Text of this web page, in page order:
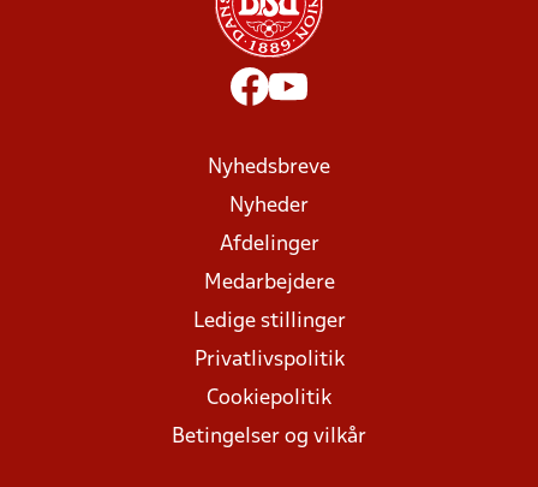
Nyhedsbreve
Nyheder
Afdelinger
Medarbejdere
Ledige stillinger
Privatlivspolitik
Cookiepolitik
Betingelser og vilkår